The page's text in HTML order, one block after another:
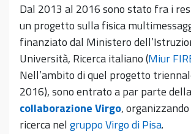
Dal 2013 al 2016 sono stato fra i
un progetto sulla fisica
finanziato dal Ministero
Università, Ricerca italiano (Miur
Nell’ambito di quel progetto
2016), sono entrato a par parte della
collaborazione Virgo,
ricerca nelgruppo Virgo di Pisa.